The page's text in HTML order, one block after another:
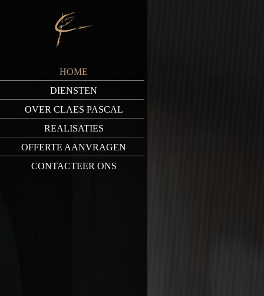
HOME
DIENSTEN
OVER CLAES PASCAL
REALISATIES
OFFERTE AANVRAGEN
CONTACTEER ONS